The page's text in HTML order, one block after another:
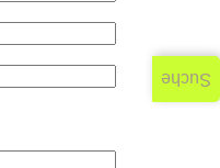
Suche